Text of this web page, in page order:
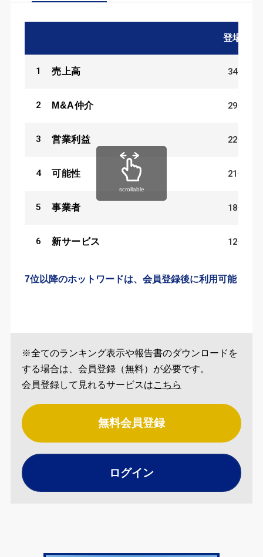
登場数
1 売上高 34件
2 M&A仲介 29件
3 営業利益 22件
4 可能性 21件
5 事業者 18件
6 新サービス 12件
7位以降のホットワードは、会員登録後に利用可能
scrollable
※全てのランキング表示や報告書のダウンロードを
する場合は、会員登録（無料）が必要です。
会員登録して見れるサービスはこちら
無料会員登録
ログイン